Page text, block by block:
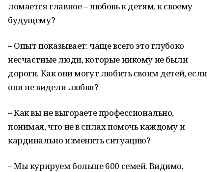
ломается главное – любовь к детям, к своему
будущему?
– Опыт показывает: чаще всего это глубоко
несчастные люди, которые никому не были
дороги. Как они могут любить своим детей, если
они не видели любви?
– Как вы не выгораете профессионально,
понимая, что не в силах помочь каждому и
кардинально изменить ситуацию?
– Мы курируем больше 600 семей. Видимо,